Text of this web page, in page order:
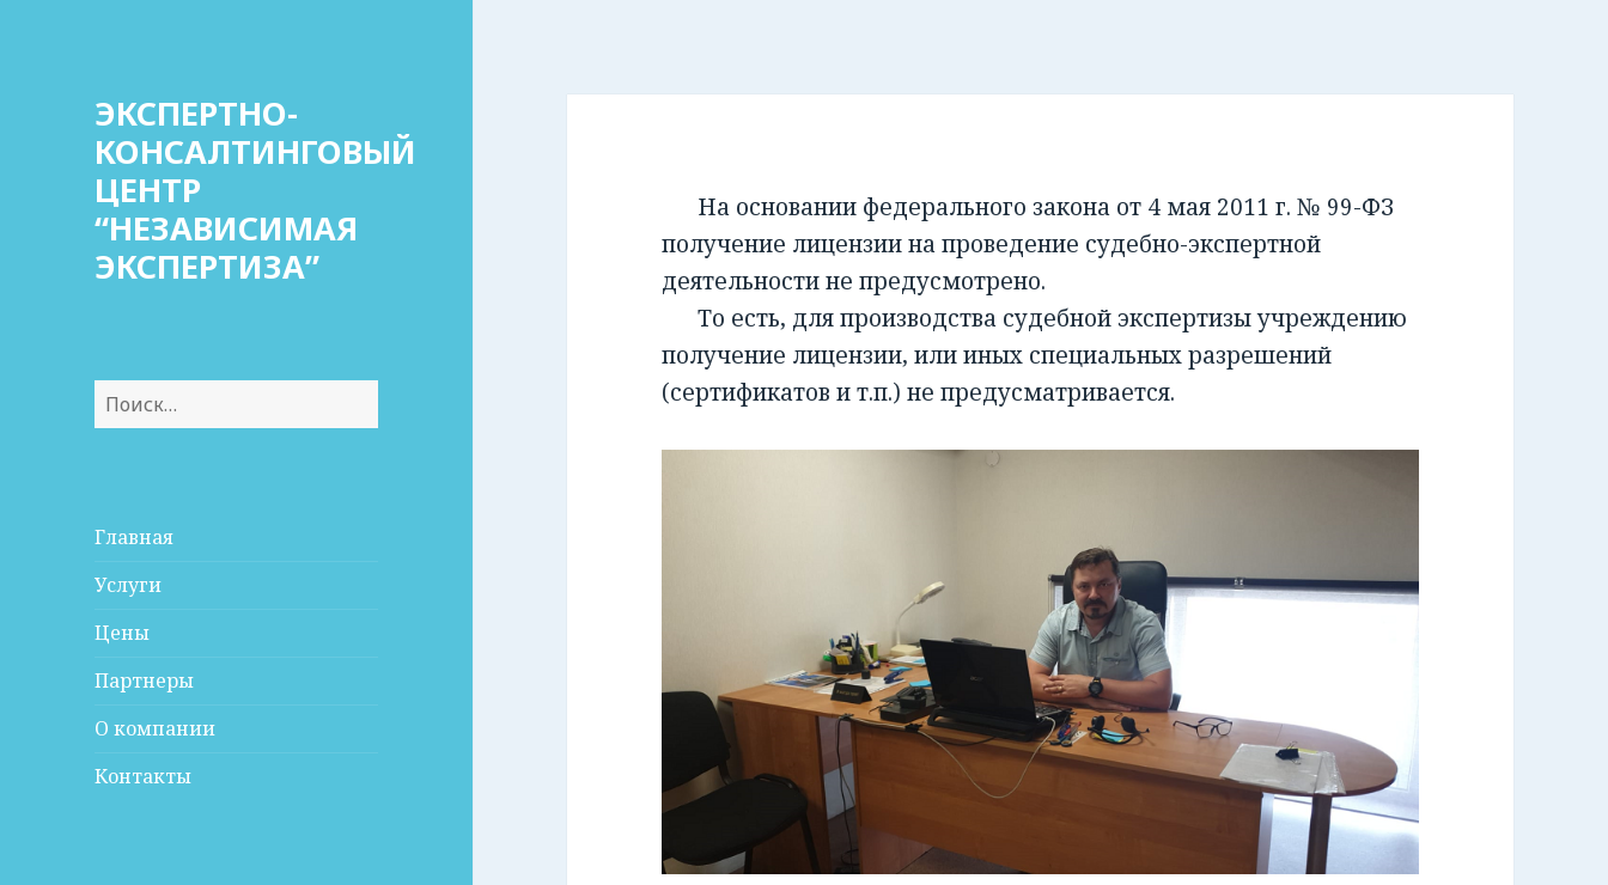
ЭКСПЕРТНО-
КОНСАЛТИНГОВЫЙ
ЦЕНТР
“НЕЗАВИСИМАЯ
ЭКСПЕРТИЗА”
Найти:
Главная
Услуги
Цены
Партнеры
О компании
Контакты
На основании федерального закона от 4 мая 2011 г. № 99-ФЗ
получение лицензии на проведение судебно-экспертной
деятельности не предусмотрено.
То есть, для производства судебной экспертизы учреждению
получение лицензии, или иных специальных разрешений
(сертификатов и т.п.) не предусматривается.